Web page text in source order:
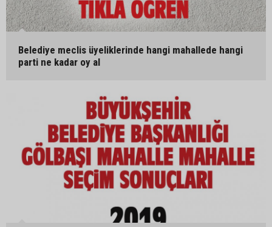
Belediye meclis üyeliklerinde hangi mahallede hangi
parti ne kadar oy al